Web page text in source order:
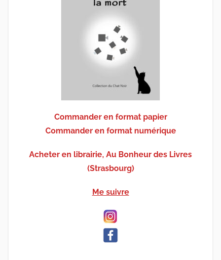
Commander en format papier
Commander en format numérique
Acheter en librairie, Au Bonheur des Livres
(Strasbourg)
Me suivre